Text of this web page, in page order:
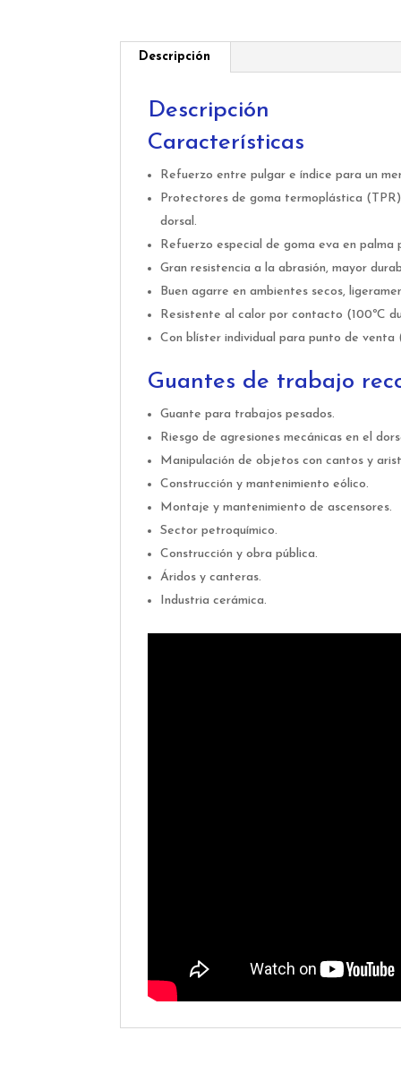
Descripción
Descripción
Características
Refuerzo entre pulgar e índice para un
Protectores de goma termoplástica
dorsal.
Refuerzo especial de goma eva en
Gran resistencia a la abrasión, mayor
Buen agarre en ambientes secos,
Resistente al calor por contacto (100ºC
Con blíster individual para punto de
Guantes de trabajo
Guante para trabajos pesados.
Riesgo de agresiones mecánicas en el
Manipulación de objetos con cantos y
Construcción y mantenimiento eólico.
Montaje y mantenimiento de ascensores.
Sector petroquímico.
Construcción y obra pública.
Áridos y canteras.
Industria cerámica.